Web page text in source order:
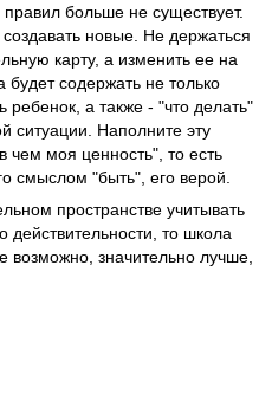
правил больше не существует.
новые. Не держаться
карту, а изменить ее на
содержать не только
ребенок, а также - "что делать"
ситуации. Наполните эту
чем моя ценность", то есть
смыслом "быть", его верой.
пространстве учитывать
действительности, то школа
возможно, значительно лучше,